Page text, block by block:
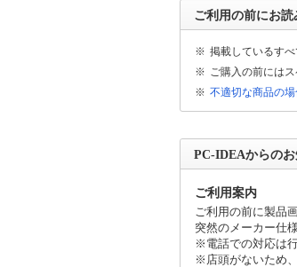
不具合等のご連絡をい
ご利用の前にお
※ 掲載しているす
※ ご購入の前には
※ 不適切な商品の場
PC-IDEAからの
ご利用案内
ご利用の前に製品
突然のメーカー仕
※電話での対応は
※店頭がないため